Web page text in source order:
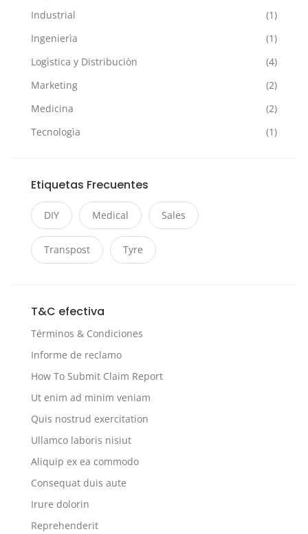
Industrial
(1)
Ingenierìa
(1)
Logìstica y Distribuciòn
(4)
Marketing
(2)
Medicina
(2)
Tecnologìa
(1)
Etiquetas Frecuentes
DIY Medical Sales
Transpost Tyre
T&C efectiva
Términos & Condiciones
Informe de reclamo
How To Submit Claim Report
Ut enim ad minim veniam
Quis nostrud exercitation
Ullamco laboris nisiut
Aliquip ex ea commodo
Consequat duis aute
Irure dolorin
Reprehenderit